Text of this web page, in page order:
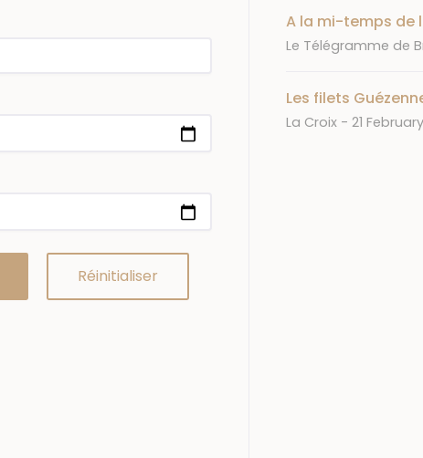
A la mi-temps de
Journal
Le Télégramme de
Les filets
Journal
La Croix Date
21